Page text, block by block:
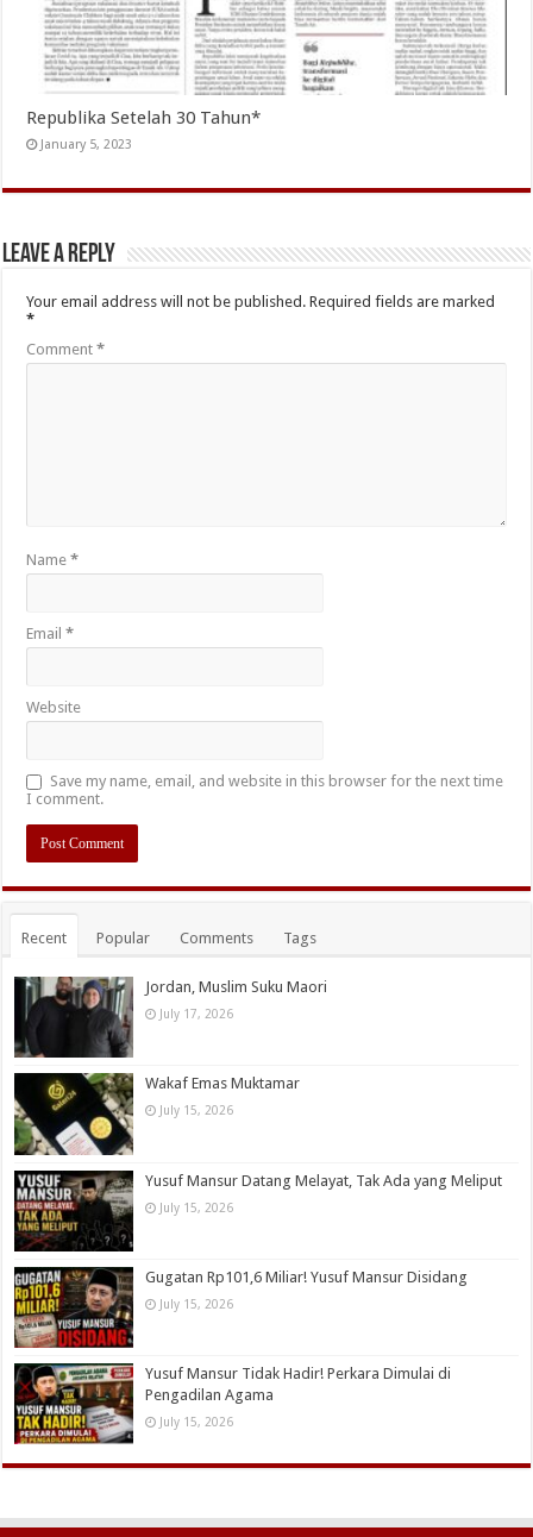
Republika Setelah 30 Tahun*
January 5, 2023
Leave a Reply
Your email address will not be published. Required fields are marked
*
Comment*
Name*
Email*
Website
Save my name, email, and website in this browser for the next time
I comment.
Recent Popular Comments Tags
Jordan, Muslim Suku Maori
July 17, 2026
Wakaf Emas Muktamar
July 15, 2026
Yusuf Mansur Datang Melayat, Tak Ada yang Meliput
July 15, 2026
Gugatan Rp101,6 Miliar! Yusuf Mansur Disidang
July 15, 2026
Yusuf Mansur Tidak Hadir! Perkara Dimulai di
Pengadilan Agama
July 15, 2026